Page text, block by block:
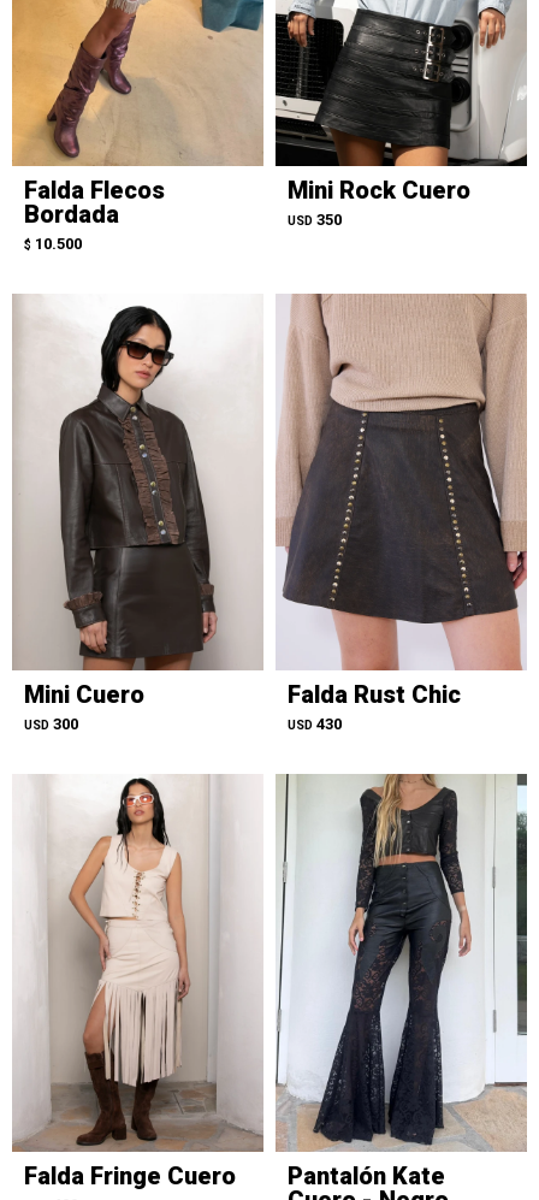
Falda Flecos
Bordada
$ 10.500
Mini Rock Cuero
USD 350
Mini Cuero
USD 300
Falda Rust Chic
USD 430
Falda Fringe Cuero
Pantalón Kate